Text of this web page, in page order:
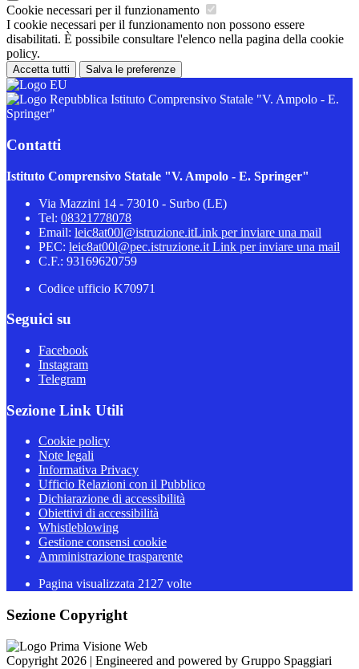
Cookie necessari per il funzionamento
I cookie necessari per il funzionamento non possono essere
disabilitati. È possibile consultare l'elenco nella pagina della cookie
policy.
Accetta tutti Salva le preferenze
Istituto Comprensivo Statale "V. Ampolo - E.
Springer"
Contatti
Istituto Comprensivo Statale "V. Ampolo - E. Springer"
Via Mazzini 14 - 73010 - Surbo (LE)
Tel: 08321778078
Email: leic8at00l@istruzione.itLink per inviare una mail
PEC: leic8at00l@pec.istruzione.it Link per inviare una mail
C.F.: 93169620759
Codice ufficio K70971
Seguici su
Facebook
Instagram
Telegram
Sezione Link Utili
Cookie policy
Note legali
Informativa Privacy
Ufficio Relazioni con il Pubblico
Dichiarazione di accessibilità
Obiettivi di accessibilità
Whistleblowing
Gestione consensi cookie
Amministrazione trasparente
Pagina visualizzata 2127 volte
Sezione Copyright
Copyright 2026 | Engineered and powered by Gruppo Spaggiari